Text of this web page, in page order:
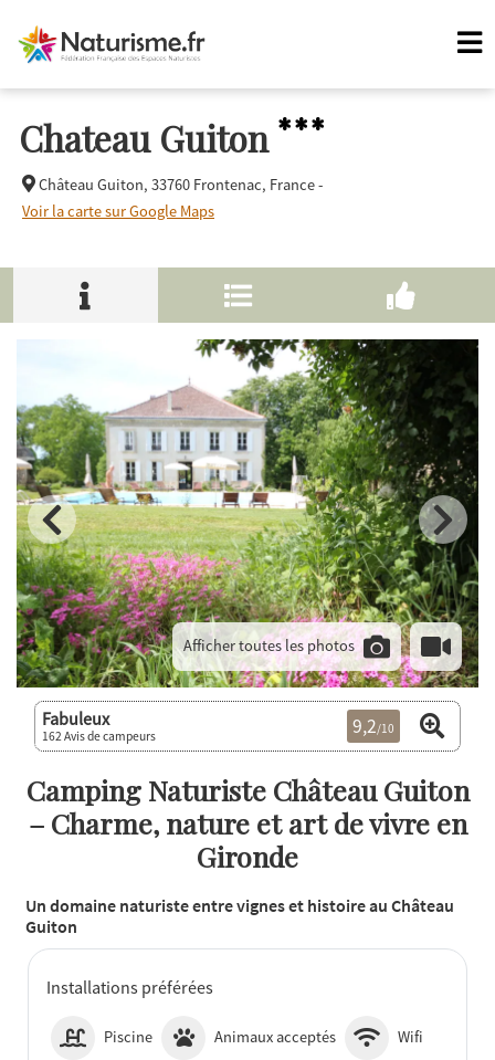
Chateau Guiton ***
Château Guiton, 33760 Frontenac, France -
Voir la carte sur Google Maps
Installations préférées
Piscine Animaux acceptés Wifi
Afficher toutes les photos
Fabuleux
162 Avis de campeurs 9,2/10
Camping Naturiste Château Guiton
– Charme, nature et art de vivre en
Gironde
Un domaine naturiste entre vignes et histoire au Château
Guiton